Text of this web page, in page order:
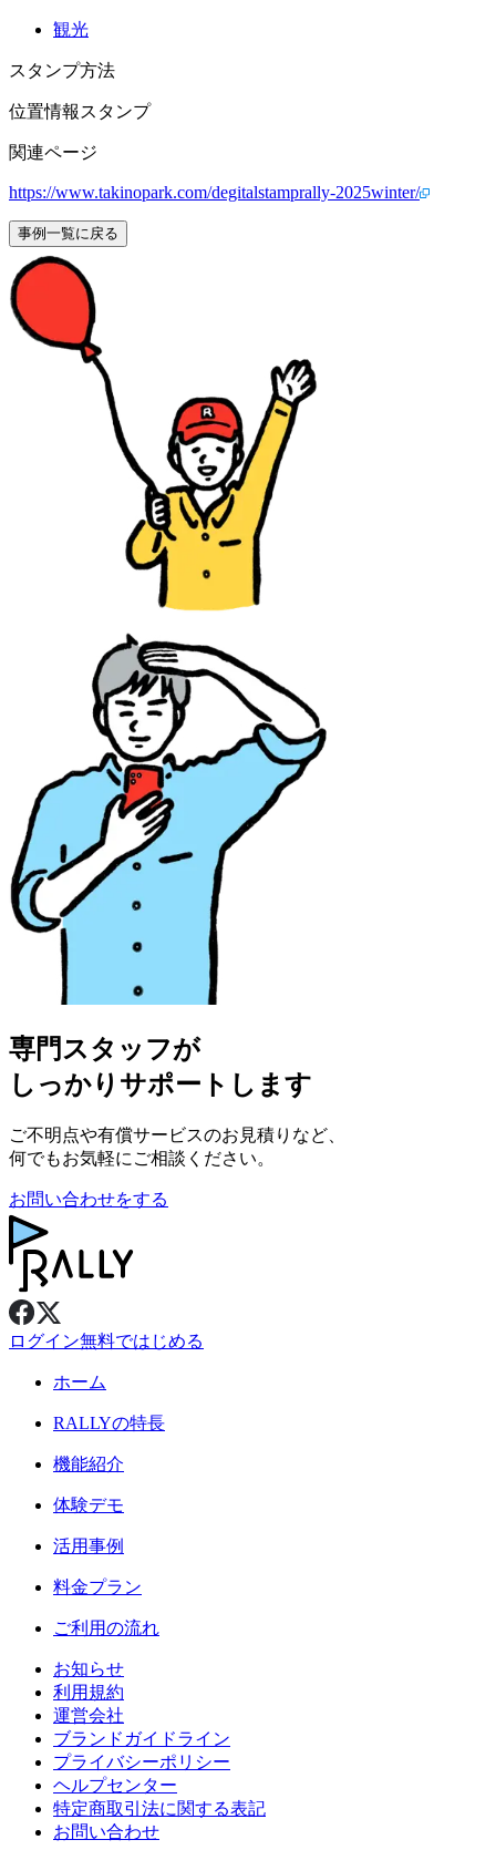
観光
スタンプ方法
位置情報スタンプ
関連ページ
https://www.takinopark.com/degitalstamprally-2025winter/
事例一覧に戻る
専門スタッフが
しっかりサポートします
ご不明点や有償サービスのお見積りなど、
何でもお気軽にご相談ください。
お問い合わせをする
ログイン無料ではじめる
ホーム
RALLYの特長
機能紹介
体験デモ
活用事例
料金プラン
ご利用の流れ
お知らせ
利用規約
運営会社
ブランドガイドライン
プライバシーポリシー
ヘルプセンター
特定商取引法に関する表記
お問い合わせ